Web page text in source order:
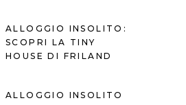
ALLOGGIO INSOLITO:
SCOPRI LA TINY
HOUSE DI FRILAND
ALLOGGIO INSOLITO